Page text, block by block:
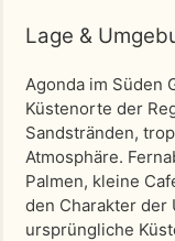
Lage &
Agonda im Süden
Küstenorte der
Sandstränden,
Atmosphäre.
Palmen, kleine
den Charakter der
ursprüngliche